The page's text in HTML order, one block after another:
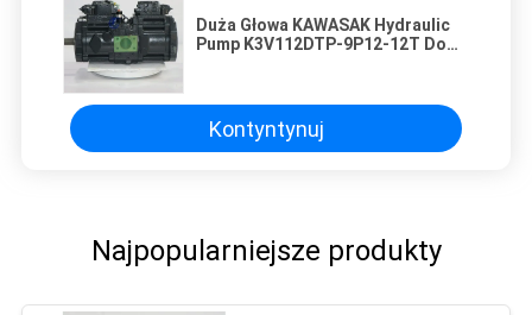
Duża Głowa KAWASAK Hydraulic
Pump K3V112DTP-9P12-12T Do
Kontyntynuj
Najpopularniejsze produkty